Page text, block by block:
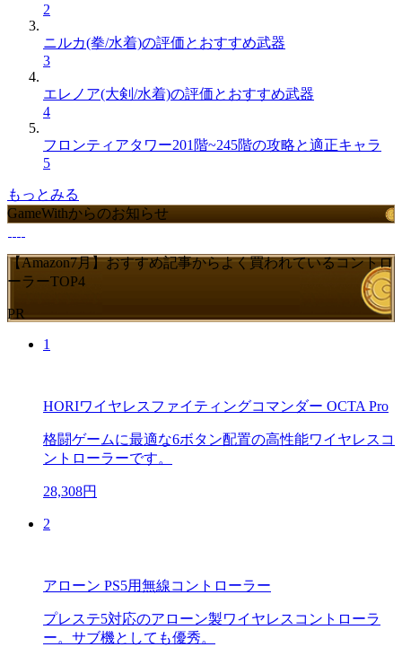
2
ニルカ(拳/水着)の評価とおすすめ武器
3
エレノア(大剣/水着)の評価とおすすめ武器
4
フロンティアタワー201階~245階の攻略と適正キャラ
5
もっとみる
GameWithからのお知らせ
【Amazon7月】おすすめ記事からよく買われているコントロ
ーラーTOP4
PR
1
HORIワイヤレスファイティングコマンダー OCTA Pro
格闘ゲームに最適な6ボタン配置の高性能ワイヤレスコ
ントローラーです。
28,308円
2
アローン PS5用無線コントローラー
プレステ5対応のアローン製ワイヤレスコントローラ
ー。サブ機としても優秀。